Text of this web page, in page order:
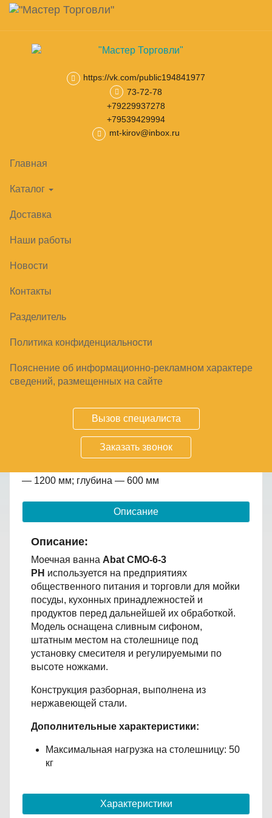
Skip
main
content
Навигация
https://vk.com/public194841977
73-72-78
+79229937278
+79539429994
mt-kirov@inbox.ru
Главная
Каталог
Доставка
Наши работы
Новости
Контакты
Разделитель
Политика конфиденциальности
Пояснение об информационно-рекламном характере
сведений, размещенных на сайте
Вызов специалиста
Заказать звонок
Корзина
товар(ов)
Нейтральное оборудование
41714₽
5-10 дней
напольная; открытая; цельнотянутая; 1 раковина;
— 1200 мм; глубина — 600 мм
Описание
Описание:
Моечная ванна Abat СМО-6-3
РН используется на предприятиях
общественного питания и торговли для мойки
посуды, кухонных принадлежностей и
продуктов перед дальнейшей их обработкой.
Модель оснащена сливным сифоном,
штатным местом на столешнице под
установку смесителя и регулируемыми по
высоте ножками.
Конструкция разборная, выполнена из
нержавеющей стали.
Дополнительные характеристики:
Максимальная нагрузка на столешницу: 50
кг
Характеристики